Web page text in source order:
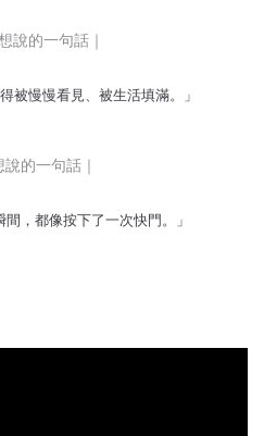
說的一句話｜
被慢慢看見、被生活填滿。」
說的一句話｜
間，都像按下了一次快門。」